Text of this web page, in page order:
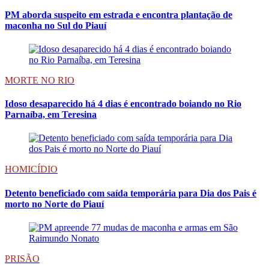
PM aborda suspeito em estrada e encontra plantação de
maconha no Sul do Piauí
MORTE NO RIO
Idoso desaparecido há 4 dias é encontrado boiando no Rio
Parnaíba, em Teresina
HOMICÍDIO
Detento beneficiado com saída temporária para Dia dos Pais é
morto no Norte do Piauí
PRISÃO